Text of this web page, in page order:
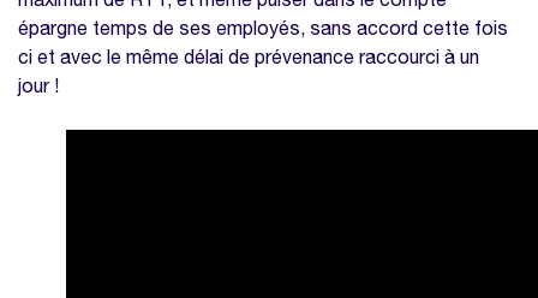
épargne temps de ses employés, sans accord cette fois
ci et avec le même délai de prévenance raccourci à un
jour !